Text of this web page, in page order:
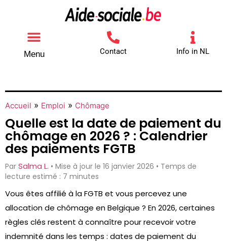
Menu Contact Info in NL
Accueil » Emploi » Chômage
Quelle est la date de paiement du
chômage en 2026 ? : Calendrier
des paiements FGTB
Par Salma L. • Mise à jour le 16 janvier 2026 • Temps de
lecture estimé : 7 minutes
Vous êtes affilié à la FGTB et vous percevez une
allocation de chômage en Belgique ? En 2026, certaines
règles clés restent à connaître pour recevoir votre
indemnité dans les temps : dates de paiement du